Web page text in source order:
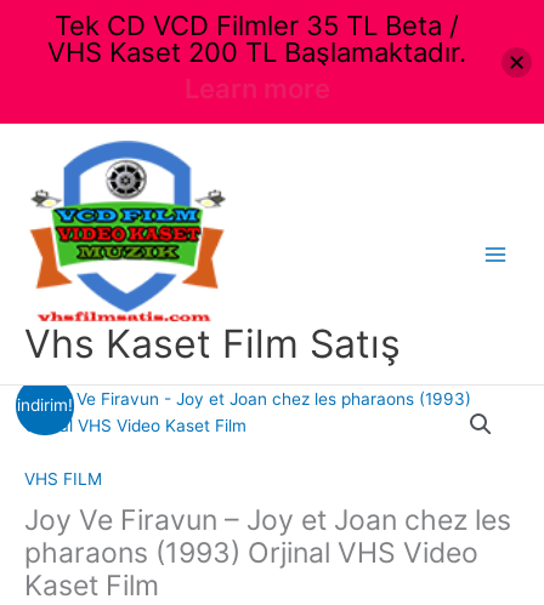
Vhs Kaset Film Satış
indirim!
VHS FILM
Joy Ve Firavun – Joy et Joan chez les
pharaons (1993) Orjinal VHS Video
Kaset Film
Tek CD VCD Filmler 35 TL Beta /
VHS Kaset 200 TL Başlamaktadır.
Learn more